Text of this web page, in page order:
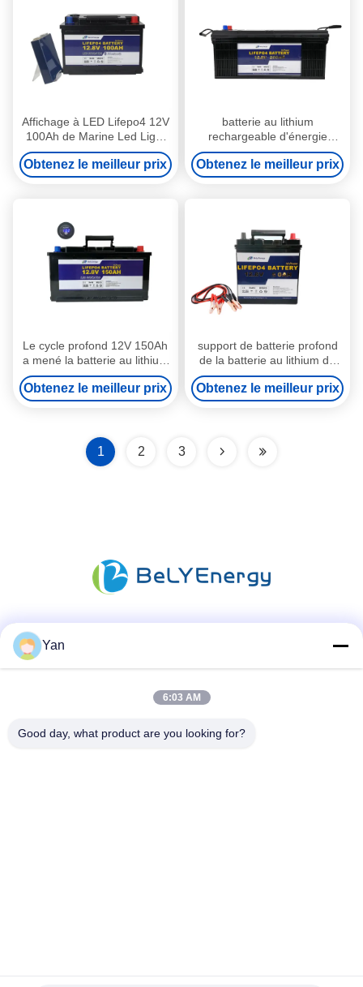
Affichage à LED Lifepo4 12V
100Ah de Marine Led Light
Lithium Battery
Obtenez le meilleur prix
batterie au lithium
rechargeable d'énergie
solaire de 12V 200Ah pour la
remorque de campeur
Obtenez le meilleur prix
Le cycle profond 12V 150Ah
a mené la batterie au lithium
légère rechargeable pour le
réverbère rv
Obtenez le meilleur prix
support de batterie profond
de la batterie au lithium du
cycle 12V 50Ah LiFePo4
pour les appareils ménagers
Obtenez le meilleur prix
1 2 3
Yan
6:03 AM
Good day, what product are you looking for?